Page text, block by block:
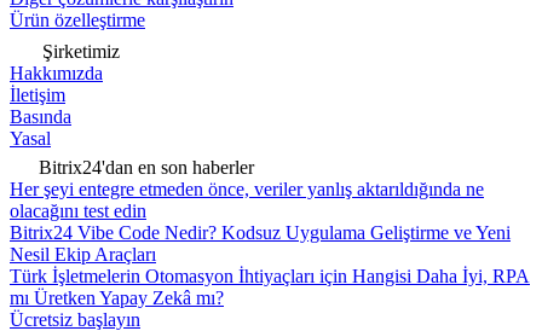
Ürün özelleştirme
Şirketimiz
Hakkımızda
İletişim
Basında
Yasal
Bitrix24'dan en son haberler
Her şeyi entegre etmeden önce, veriler yanlış aktarıldığında ne
olacağını test edin
Bitrix24 Vibe Code Nedir? Kodsuz Uygulama Geliştirme ve Yeni
Nesil Ekip Araçları
Türk İşletmelerin Otomasyon İhtiyaçları için Hangisi Daha İyi, RPA
mı Üretken Yapay Zekâ mı?
Ücretsiz başlayın